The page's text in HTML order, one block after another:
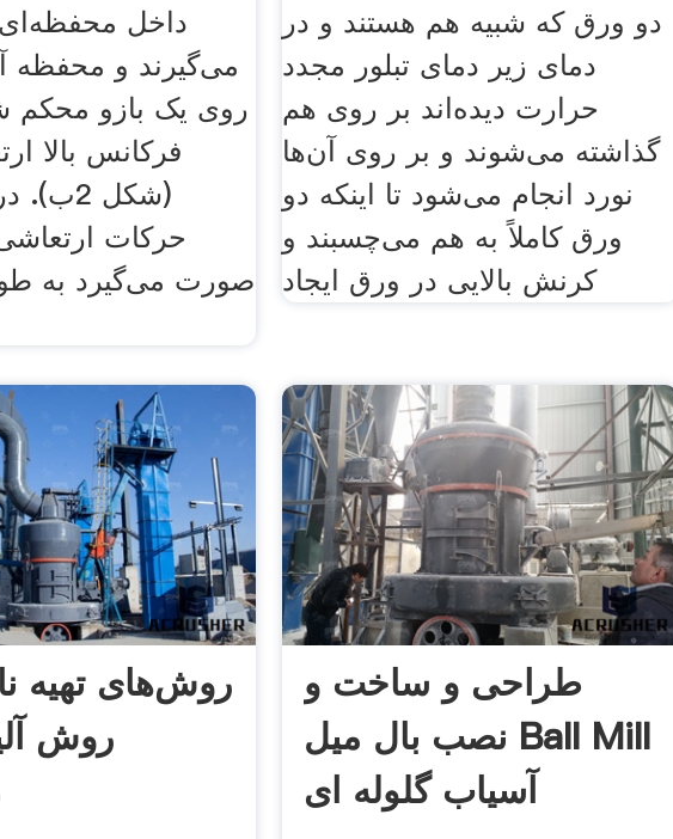
داخل
می‌گیرند و محفظه
روی یک بازو محکم
فرکانس بالا
(شکل
حرکات
صورت می‌گیرد به
دو ورق که شبیه هم هستند و در
دمای زیر دمای تبلور مجدد
حرارت دیده‌اند بر روی هم
گذاشته می‌شوند و بر روی آن‌ها
نورد انجام می‌شود تا اینکه دو
ورق کاملاً به هم می‌چسبند و
کرنش بالایی در ورق ایجاد
روش‌های تهیه
روش
طراحی و ساخت و
نصب بال میل Ball Mill
آسیاب گلوله ای